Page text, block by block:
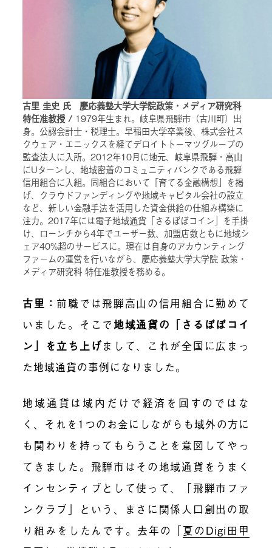
古里 圭史 氏 慶応義塾大学大学院政策・メディア研究科
特任准教授 / 1979年生まれ。岐阜県飛騨市（古川町）出
身。公認会計士・税理士。早稲田大学卒業後、株式会社ス
クウェア・エニックスを経てデロイトトーマツグループの
監査法人に入所。2012年10月に地元、岐阜県飛騨・高山
にUターンし、地域密着のコミュニティバンクである飛騨
信用組合に入組。同組合において「育てる金融構想」を掲
げ、クラウドファンディングや地域キャピタル会社の設立
など、新しい金融手法を活用した資金供給の仕組み構築に
注力。2017年には電子地域通貨「さるぼぼコイン」を手掛
け、ローンチから4年でユーザー数、加盟店数ともに地域シ
ェア40%超のサービスに。現在は自身のアカウンティング
ファームの運営を行いながら、慶応義塾大学大学院 政策・
メディア研究科 特任准教授を務める。
古里： 前職では飛騨高山の信用組合に勤めて
いました。そこで地域通貨の「さるぼぼコイ
ン」を立ち上げまして、これが全国に広まっ
た地域通貨の事例になりました。
地域通貨は域内だけで経済を回すのではな
く、それを1つのお金にしながらも域外の方に
も関わりを持ってもらうことを意図してやっ
てきました。飛騨市はその地域通貨をうまく
インセンティブとして使って、「飛騨市ファ
ンクラブ」という、まさに関係人口創出の取
り組みをしたんです。去年の「夏のDigi田甲